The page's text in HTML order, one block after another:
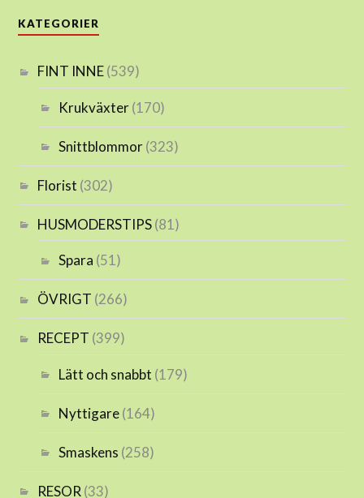
KATEGORIER
FINT INNE(539)
Krukväxter(170)
Snittblommor(323)
Florist (302)
HUSMODERSTIPS(81)
Spara (51)
ÖVRIGT (266)
RECEPT (399)
Lätt och snabbt (179)
Nyttigare(164)
Smaskens (258)
RESOR (33)